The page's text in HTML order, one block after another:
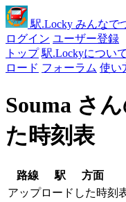
駅.Locky みんなで
ログイン ユーザー登録
トップ 駅.Lockyについて
ロード フォーラム 使い
Souma さ
た時刻表
路線 駅 方面
アップロードした時刻